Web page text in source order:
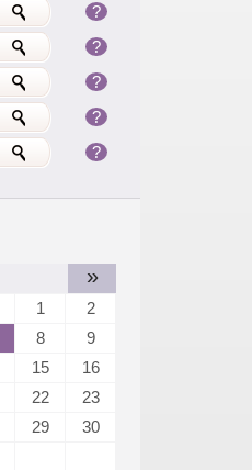
?
?
?
?
?
»
1
2
8
9
15
16
22
23
29
30